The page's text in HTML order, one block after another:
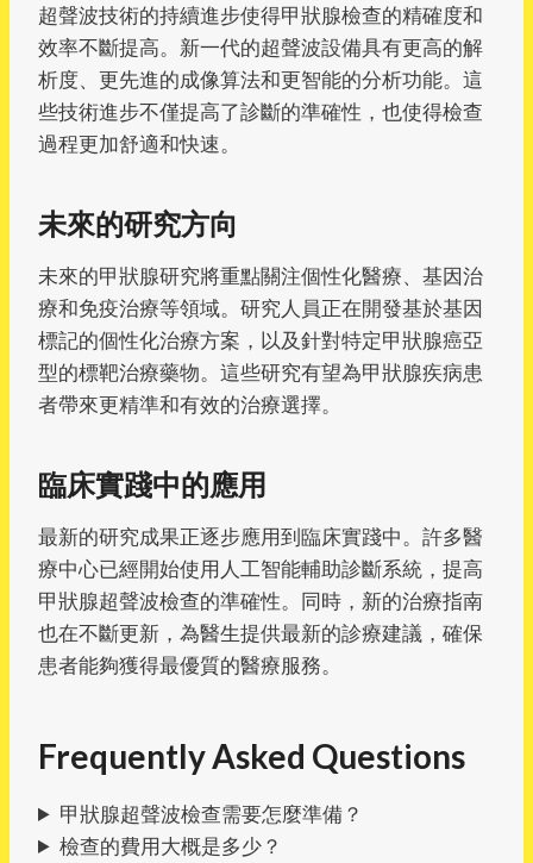
超聲波技術的持續進步使得甲狀腺檢查的精確度和
效率不斷提高。新一代的超聲波設備具有更高的解
析度、更先進的成像算法和更智能的分析功能。這
些技術進步不僅提高了診斷的準確性，也使得檢查
過程更加舒適和快速。
未來的研究方向
未來的甲狀腺研究將重點關注個性化醫療、基因治
療和免疫治療等領域。研究人員正在開發基於基因
標記的個性化治療方案，以及針對特定甲狀腺癌亞
型的標靶治療藥物。這些研究有望為甲狀腺疾病患
者帶來更精準和有效的治療選擇。
臨床實踐中的應用
最新的研究成果正逐步應用到臨床實踐中。許多醫
療中心已經開始使用人工智能輔助診斷系統，提高
甲狀腺超聲波檢查的準確性。同時，新的治療指南
也在不斷更新，為醫生提供最新的診療建議，確保
患者能夠獲得最優質的醫療服務。
Frequently Asked Questions
甲狀腺超聲波檢查需要怎麼準備？
檢查的費用大概是多少？